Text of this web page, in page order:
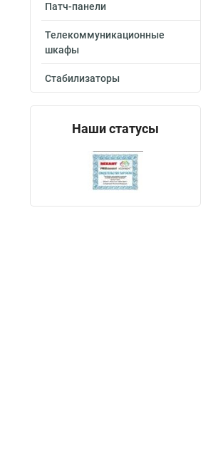
Патч-панели
Телекоммуникационные
шкафы
Стабилизаторы
Наши статусы